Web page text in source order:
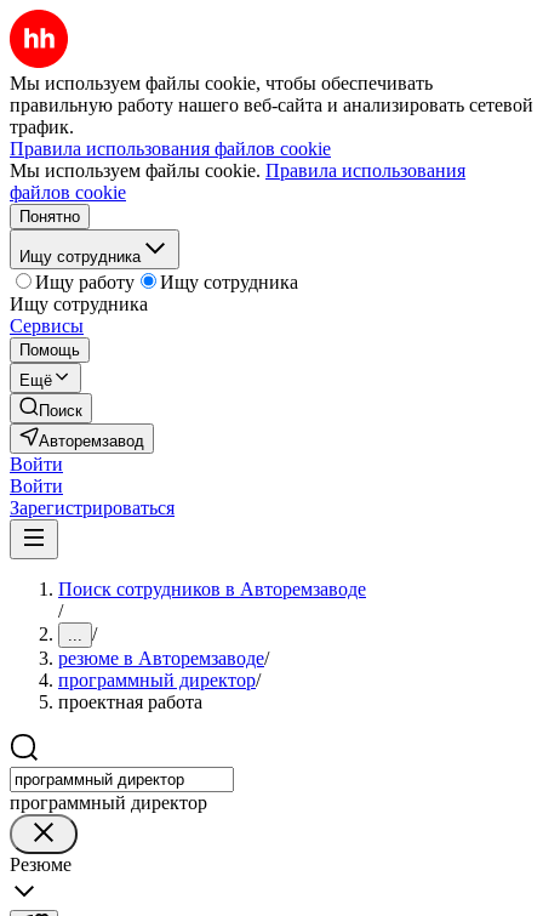
Мы используем файлы cookie, чтобы обеспечивать
правильную работу нашего веб-сайта и анализировать сетевой
трафик.
Правила использования файлов cookie
Мы используем файлы cookie. Правила использования
файлов cookie
Понятно
Ищу сотрудника
Ищу работу
Ищу сотрудника
Ищу сотрудника
Сервисы
Помощь
Ещё
Поиск
Авторемзавод
Войти
Войти
Зарегистрироваться
Поиск сотрудников в Авторемзаводе
/
... /
резюме в Авторемзаводе/
программный директор/
проектная работа
программный директор
Резюме